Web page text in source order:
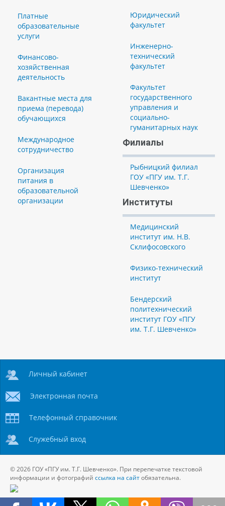
Платные
образовательные
услуги
Финансово-
хозяйственная
деятельность
Вакантные места для
приема (перевода)
обучающихся
Международное
сотрудничество
Организация
питания в
образовательной
организации
Юридический
факультет
Инженерно-
технический
факультет
Факультет
государственного
управления и
социально-
гуманитарных наук
Филиалы
Рыбницкий филиал
ГОУ «ПГУ им. Т.Г.
Шевченко»
Институты
Медицинский
институт им. Н.В.
Склифосовского
Физико-технический
институт
Бендерский
политехнический
институт ГОУ «ПГУ
им. Т.Г. Шевченко»
Личный кабинет
Электронная почта
Телефонный справочник
Служебный вход
© 2026 ГОУ «ПГУ им. Т.Г. Шевченко». При перепечатке текстовой
информации и фотографий ссылка на сайтобязательна.